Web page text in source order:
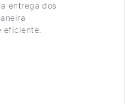
entrega dos
eficiente.